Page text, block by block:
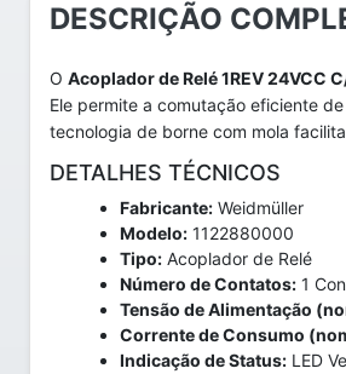
DESCRIÇÃO
O Acoplador de Relé 1REV 24VCC
Ele permite a comutação eficiente
tecnologia de borne com mola
DETALHES TÉCNICOS
Fabricante: Weidmüller
Modelo: 1122880000
Tipo: Acoplador de Relé
Número de Contatos: 1
Tensão de Alimentação
Corrente de Consumo
Indicação de Status: LED